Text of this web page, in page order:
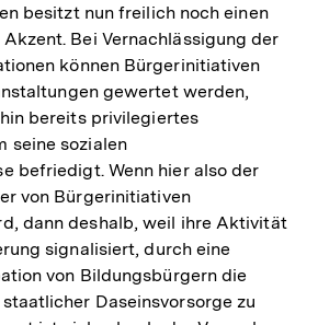
besitzt nun freilich noch einen
Bei Vernachlässigung der
können Bürgerinitiativen
gewertet werden,
bereits privilegiertes
seine sozialen
befriedigt. Wenn hier also der
von Bürgerinitiativen
dann deshalb, weil ihre Aktivität
signalisiert, durch eine
von Bildungsbürgern die
Daseinsvorsorge zu